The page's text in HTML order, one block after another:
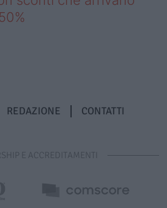
REDAZIONE CONTATTI
E ACCREDITAMENTI